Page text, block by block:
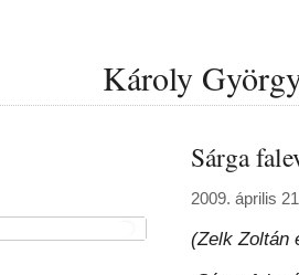
Károly
Sárga
2009. április
(Zelk Zoltán